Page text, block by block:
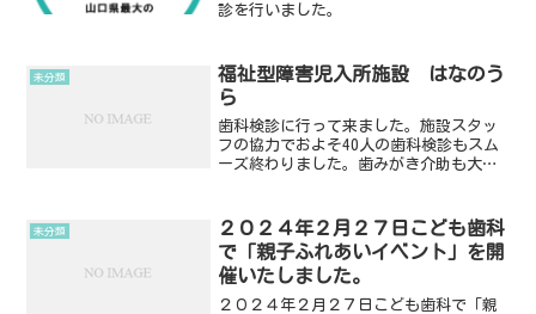
診を行いました。
未分類
福祉型障害児入所施設 はなのう
ら
歯科検診に行って来ました。施設スタッ
フの協力でおよそ40人の歯科検診もスム
ーズ終わりました。歯みがき介助も大変
食い縛りによる咬耗の方も一定数いらっ
しゃいました。
未分類
２０２４年２月２７日こども歯科
で「親子ふれあいイベント」を開
催いたしました。
２０２４年２月２７日こども歯科で「親